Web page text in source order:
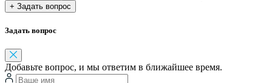
+ Задать вопрос
Задать вопрос
Добавьте вопрос, и мы ответим в ближайшее время.